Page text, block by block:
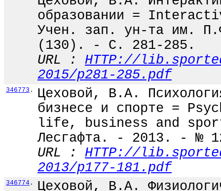
образовании =
Учен. зап. ун-та им.
(130). - С. 281-285.
URL : HTTP://
2015/p281-285.pdf
346773 .
Цеховой, В.А.
бизнесе и спорте =
life, business and
Лесгафта. - 2013. - №
URL : HTTP://
2013/p177-181.pdf
346774 .
Цеховой, В.А.